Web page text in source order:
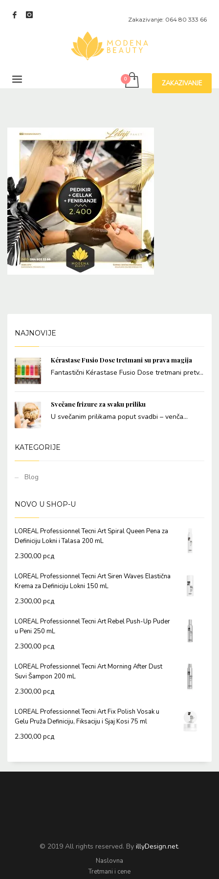
Zakazivanje: 064 80 333 66
ZAKAZIVANJE
NAJNOVIJE
Kérastase Fusio Dose tretmani su prava magija
Fantastični Kérastase Fusio Dose tretmani pretv...
Svečane frizure za svaku priliku
U svečanim prilikama poput svadbi – venča...
KATEGORIJE
Blog
NOVO U SHOP-U
LOREAL Professionnel Tecni Art Spiral Queen Pena za
Definiciju Lokni i Talasa 200 mL
2.300,00 рсд
LOREAL Professionnel Tecni Art Siren Waves Elastična
Krema za Definiciju Lokni 150 mL
2.300,00 рсд
LOREAL Professionnel Tecni Art Rebel Push-Up Puder
u Peni 250 mL
2.300,00 рсд
LOREAL Professionnel Tecni Art Morning After Dust
Suvi Šampon 200 mL
2.300,00 рсд
LOREAL Professionnel Tecni Art Fix Polish Vosak u
Gelu Pruža Definiciju, Fiksaciju i Sjaj Kosi 75 ml
2.300,00 рсд
© 2019 All rights reserved. By illyDesign.net.
Naslovna
Tretmani i cene